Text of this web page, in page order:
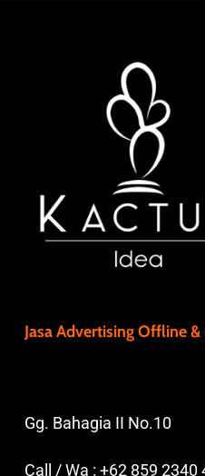
Jasa Advertising Offline
Gg. Bahagia II No.10
Call / Wa : +62 859 2340